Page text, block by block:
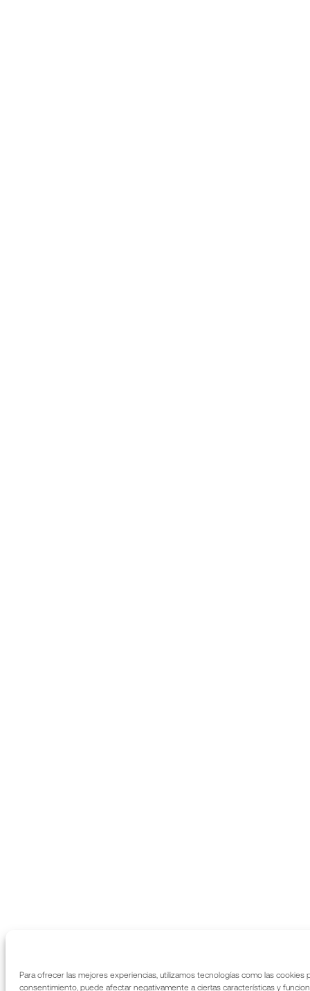
Para ofrecer las mejores experiencias, utilizamos tecnologías como las
consentimiento, puede afectar negativamente a ciertas características y